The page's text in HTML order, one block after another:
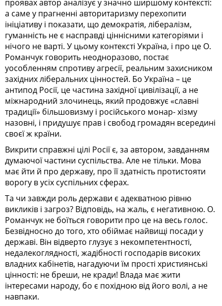
проявах автор аналізує у значно ширшому контексті:
а саме у прагненні авторитаризму перехопити
ініціативу і показати, що демократія, лібералізм,
гуманність не є насправді ціннісними категоріями і
нічого не варті. У цьому контексті Україна, і про це О.
Романчук говорить неодноразово, постає
уособленням спротиву агресії, реальним захисником
західних ліберальних цінностей. Бо Україна – це
антипод Росії, це частина західної цивілізації, а не
міжнародний злочинець, який продовжує «славні
традиції» більшовизму і російського монар- хізму
назовні, і придушує прав і свобод громадян всередині
своєї ж країни.
Викрити справжні цілі Росії є, за автором, завданням
думаючої частини суспільства. Але не тільки. Мова
має йти й про державу, про її здатність протистояти
ворогу в усіх суспільних сферах.
Та чи завжди роль держави є адекватною рівню
викликів і загроз? Відповідь, на жаль, є негативною. О.
Романчук не боїться говорити про це на весь голос.
Безвідносно до того, хто обіймає найвищі посади у
державі. Він відверто глузує з некомпетентності,
недалекоглядності, жадібності господарів високих
владних кабінетів, нагадуючи їм прості християнські
цінності: не бреши, не кради! Влада має жити
інтересами народу, бо є похідною від його волі, а не
навпаки.